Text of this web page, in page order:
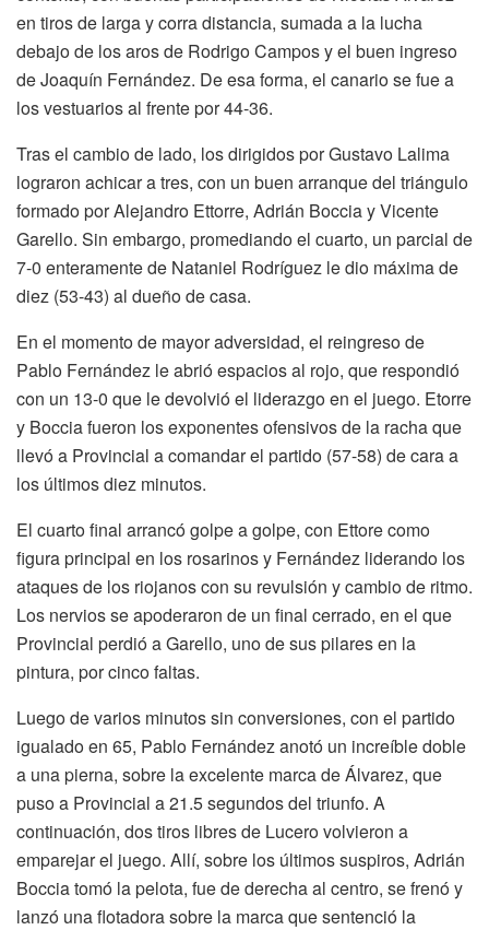
en tiros de larga y corra distancia, sumada a la lucha
debajo de los aros de Rodrigo Campos y el buen ingreso
de Joaquín Fernández. De esa forma, el canario se fue a
los vestuarios al frente por 44-36.
Tras el cambio de lado, los dirigidos por Gustavo Lalima
lograron achicar a tres, con un buen arranque del triángulo
formado por Alejandro Ettorre, Adrián Boccia y Vicente
Garello. Sin embargo, promediando el cuarto, un parcial de
7-0 enteramente de Nataniel Rodríguez le dio máxima de
diez (53-43) al dueño de casa.
En el momento de mayor adversidad, el reingreso de
Pablo Fernández le abrió espacios al rojo, que respondió
con un 13-0 que le devolvió el liderazgo en el juego. Etorre
y Boccia fueron los exponentes ofensivos de la racha que
llevó a Provincial a comandar el partido (57-58) de cara a
los últimos diez minutos.
El cuarto final arrancó golpe a golpe, con Ettore como
figura principal en los rosarinos y Fernández liderando los
ataques de los riojanos con su revulsión y cambio de ritmo.
Los nervios se apoderaron de un final cerrado, en el que
Provincial perdió a Garello, uno de sus pilares en la
pintura, por cinco faltas.
Luego de varios minutos sin conversiones, con el partido
igualado en 65, Pablo Fernández anotó un increíble doble
a una pierna, sobre la excelente marca de Álvarez, que
puso a Provincial a 21.5 segundos del triunfo. A
continuación, dos tiros libres de Lucero volvieron a
emparejar el juego. Allí, sobre los últimos suspiros, Adrián
Boccia tomó la pelota, fue de derecha al centro, se frenó y
lanzó una flotadora sobre la marca que sentenció la